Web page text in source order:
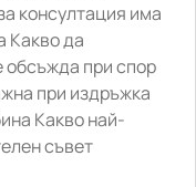
консултация има
Какво да
обсъжда при спор
при издръжка
Какво най-
съвет